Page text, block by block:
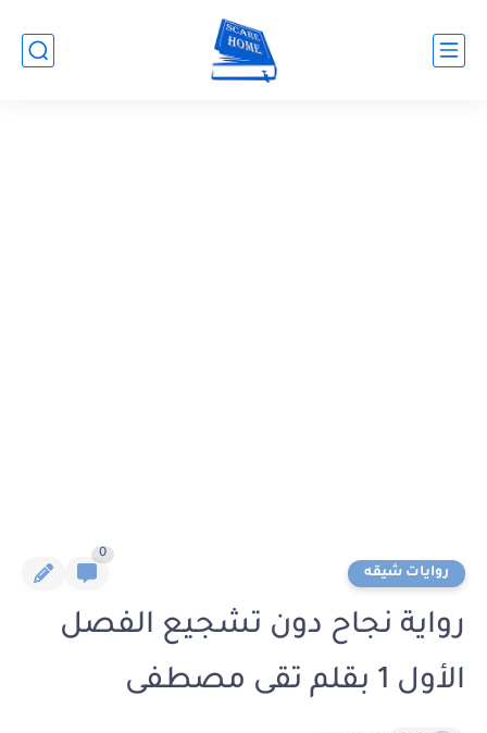
روايات شيقه
0
رواية نجاح دون تشجيع الفصل
الأول 1 بقلم تقى مصطفى